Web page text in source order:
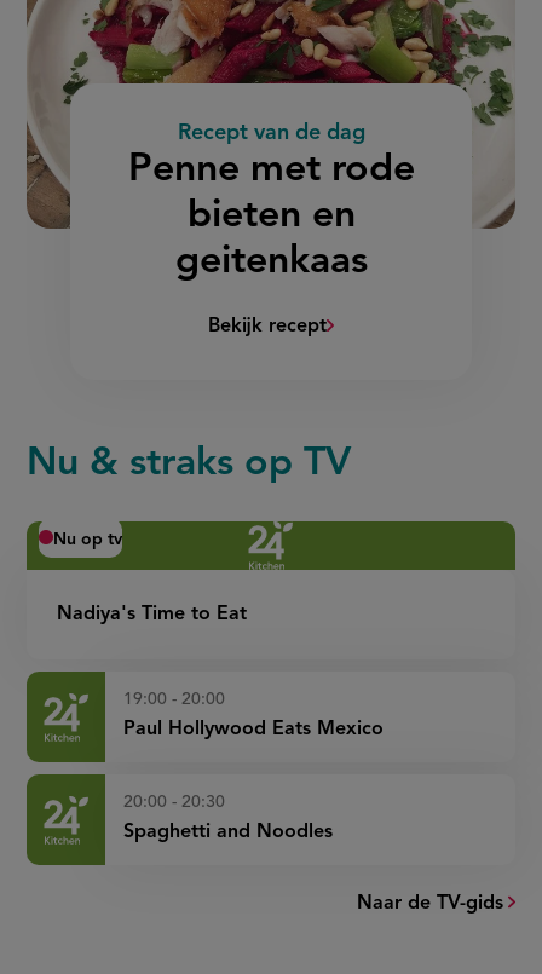
Recept van de dag
:
Penne met rode
bieten en
geitenkaas
Bekijk recept(Penne
en
Nu & straks op TV
Nadiya's Time to Eat
Nu op tv
19:00 - 20:00
Paul Hollywood Eats Mexico
20:00 - 20:30
Spaghetti and Noodles
Naar de TV-gids